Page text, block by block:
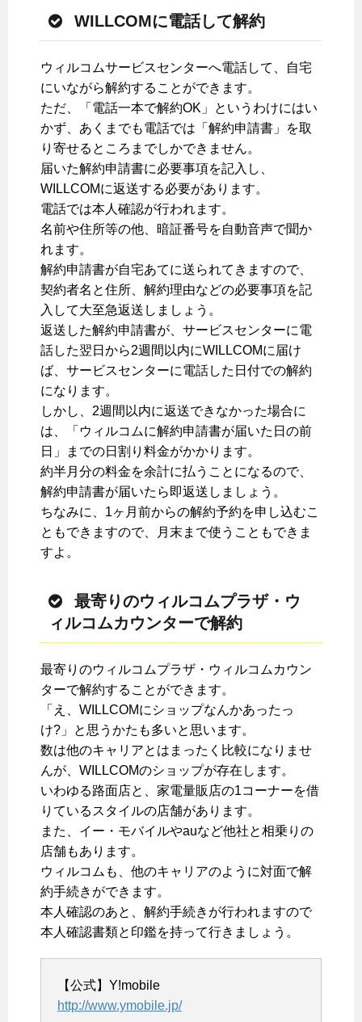
WILLCOMに電話して解約
ウィルコムサービスセンターへ電話して、自宅
にいながら解約することができます。
ただ、「電話一本で解約OK」というわけにはい
かず、あくまでも電話では「解約申請書」を取
り寄せるところまでしかできません。
届いた解約申請書に必要事項を記入し、
WILLCOMに返送する必要があります。
電話では本人確認が行われます。
名前や住所等の他、暗証番号を自動音声で聞か
れます。
解約申請書が自宅あてに送られてきますので、
契約者名と住所、解約理由などの必要事項を記
入して大至急返送しましょう。
返送した解約申請書が、サービスセンターに電
話した翌日から2週間以内にWILLCOMに届け
ば、サービスセンターに電話した日付での解約
になります。
しかし、2週間以内に返送できなかった場合に
は、「ウィルコムに解約申請書が届いた日の前
日」までの日割り料金がかかります。
約半月分の料金を余計に払うことになるので、
解約申請書が届いたら即返送しましょう。
ちなみに、1ヶ月前からの解約予約を申し込むこ
ともできますので、月末まで使うこともできま
すよ。
最寄りのウィルコムプラザ・ウ
ィルコムカウンターで解約
最寄りのウィルコムプラザ・ウィルコムカウン
ターで解約することができます。
「え、WILLCOMにショップなんかあったっ
け?」と思うかたも多いと思います。
数は他のキャリアとはまったく比較になりませ
んが、WILLCOMのショップが存在します。
いわゆる路面店と、家電量販店の1コーナーを借
りているスタイルの店舗があります。
また、イー・モバイルやauなど他社と相乗りの
店舗もあります。
ウィルコムも、他のキャリアのように対面で解
約手続きができます。
本人確認のあと、解約手続きが行われますので
本人確認書類と印鑑を持って行きましょう。
【公式】Y!mobile
http://www.ymobile.jp/